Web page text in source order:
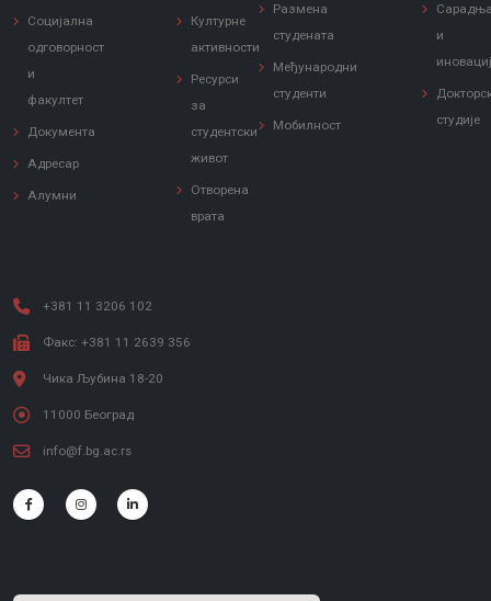
Социјална
одговорност
и
факултет
Документа
Адресар
Алумни
Културне
активности
Ресурси
за
студентски
живот
Отворена
врата
Размена
студената
Међународни
студенти
Мобилност
и
студије
+381 11 3206 102
Факс: +381 11 2639 356
Чика Љубина 18-20
11000 Београд
info@f.bg.ac.rs